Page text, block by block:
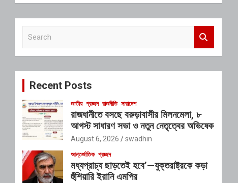
c
Recent Posts
জাতীয় প্রচ্ছদ রাজনীতি সারাদেশ
রাজধানীতে বসছে বরুড়াবাসীর মিলনমেলা, ৮
আগস্ট সাধারণ সভা ও নতুন নেতৃত্বের অভিষেক
August 6, 2026 swadhin
আন্তর্জাতিক প্রচ্ছদ
মধ্যপ্রাচ্য ছাড়তেই হবে’—যুক্তরাষ্ট্রকে কড়া
হুঁশিয়ারি ইরানি এমপির